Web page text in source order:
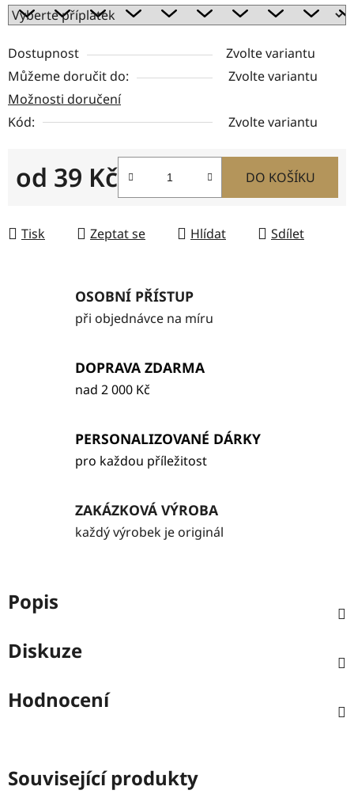
Dostupnost
Zvolte variantu
Můžeme doručit do:
Zvolte variantu
Možnosti doručení
Kód:
Zvolte variantu
od 39 Kč DO KOŠÍKU
Tisk Zeptat se Hlídat Sdílet
OSOBNÍ PŘÍSTUP
při objednávce na míru
DOPRAVA ZDARMA
nad 2 000 Kč
PERSONALIZOVANÉ DÁRKY
pro každou příležitost
ZAKÁZKOVÁ VÝROBA
každý výrobek je originál
Popis
Diskuze
Hodnocení
Související produkty